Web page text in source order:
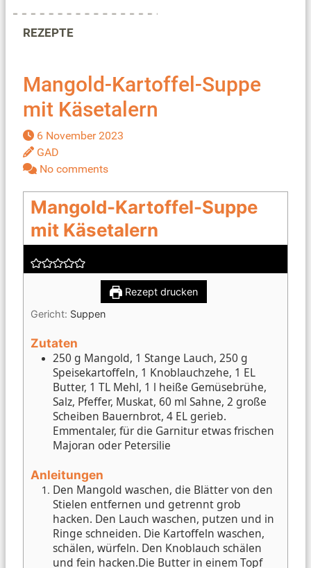
REZEPTE
Mangold-Kartoffel-Suppe
mit Käsetalern
6 November 2023
GAD
No comments
Mangold-Kartoffel-Suppe
mit Käsetalern
Rezept drucken
Gericht: Suppen
Zutaten
250 g Mangold, 1 Stange Lauch, 250 g
Speisekartoffeln, 1 Knoblauchzehe, 1 EL
Butter, 1 TL Mehl, 1 l heiße Gemüsebrühe,
Salz, Pfeffer, Muskat, 60 ml Sahne, 2 große
Scheiben Bauernbrot, 4 EL gerieb.
Emmentaler, für die Garnitur etwas frischen
Majoran oder Petersilie
Anleitungen
Den Mangold waschen, die Blätter von den
Stielen entfernen und getrennt grob
hacken. Den Lauch waschen, putzen und in
Ringe schneiden. Die Kartoffeln waschen,
schälen, würfeln. Den Knoblauch schälen
und fein hacken.Die Butter in einem Topf